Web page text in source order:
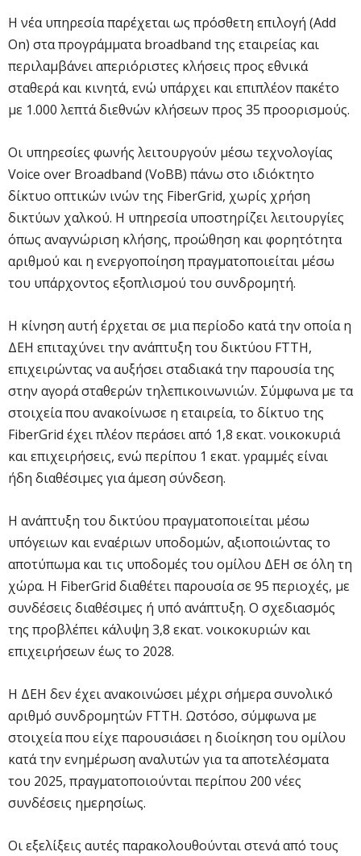
Η νέα υπηρεσία παρέχεται ως πρόσθετη επιλογή (Add
On) στα προγράμματα broadband της εταιρείας και
περιλαμβάνει απεριόριστες κλήσεις προς εθνικά
σταθερά και κινητά, ενώ υπάρχει και επιπλέον πακέτο
με 1.000 λεπτά διεθνών κλήσεων προς 35 προορισμούς.
Οι υπηρεσίες φωνής λειτουργούν μέσω τεχνολογίας
Voice over Broadband (VoBB) πάνω στο ιδιόκτητο
δίκτυο οπτικών ινών της FiberGrid, χωρίς χρήση
δικτύων χαλκού. Η υπηρεσία υποστηρίζει λειτουργίες
όπως αναγνώριση κλήσης, προώθηση και φορητότητα
αριθμού και η ενεργοποίηση πραγματοποιείται μέσω
του υπάρχοντος εξοπλισμού του συνδρομητή.
Η κίνηση αυτή έρχεται σε μια περίοδο κατά την οποία η
ΔΕΗ επιταχύνει την ανάπτυξη του δικτύου FTTH,
επιχειρώντας να αυξήσει σταδιακά την παρουσία της
στην αγορά σταθερών τηλεπικοινωνιών. Σύμφωνα με τα
στοιχεία που ανακοίνωσε η εταιρεία, το δίκτυο της
FiberGrid έχει πλέον περάσει από 1,8 εκατ. νοικοκυριά
και επιχειρήσεις, ενώ περίπου 1 εκατ. γραμμές είναι
ήδη διαθέσιμες για άμεση σύνδεση.
Η ανάπτυξη του δικτύου πραγματοποιείται μέσω
υπόγειων και εναέριων υποδομών, αξιοποιώντας το
αποτύπωμα και τις υποδομές του ομίλου ΔΕΗ σε όλη τη
χώρα. Η FiberGrid διαθέτει παρουσία σε 95 περιοχές, με
συνδέσεις διαθέσιμες ή υπό ανάπτυξη. Ο σχεδιασμός
της προβλέπει κάλυψη 3,8 εκατ. νοικοκυριών και
επιχειρήσεων έως το 2028.
Η ΔΕΗ δεν έχει ανακοινώσει μέχρι σήμερα συνολικό
αριθμό συνδρομητών FTTH. Ωστόσο, σύμφωνα με
στοιχεία που είχε παρουσιάσει η διοίκηση του ομίλου
κατά την ενημέρωση αναλυτών για τα αποτελέσματα
του 2025, πραγματοποιούνται περίπου 200 νέες
συνδέσεις ημερησίως.
Οι εξελίξεις αυτές παρακολουθούνται στενά από τους